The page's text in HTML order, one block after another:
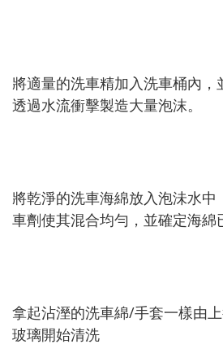
將適量的洗車精加入洗車桶內，
透過水流衝擊製造大量泡沫。
將乾淨的洗車海綿放入泡沬水
車劑使其混合均勻，並確定海綿
拿起沾溼的洗車綿/手套一樣由
玻璃開始清洗